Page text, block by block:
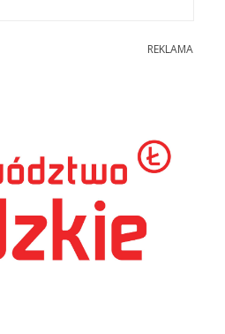
REKLAMA